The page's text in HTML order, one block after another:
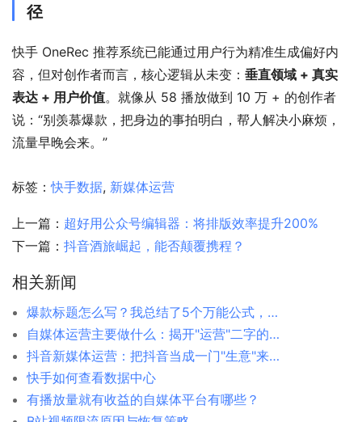
径
快手 OneRec 推荐系统已能通过用户行为精准生成偏好内
容，但对创作者而言，核心逻辑从未变： 垂直领域 + 真实
表达 + 用户价值。就像从 58 播放做到 10 万 + 的创作者
说：“别羡慕爆款，把身边的事拍明白，帮人解决小麻烦，
流量早晚会来。”
标签：快手数据, 新媒体运营
上一篇： 超好用公众号编辑器：将排版效率提升200%
下一篇： 抖音酒旅崛起，能否颠覆携程？
相关新闻
爆款标题怎么写？我总结了5个万能公式，亲测有效
自媒体运营主要做什么：揭开"运营"二字的真正含义
抖音新媒体运营：把抖音当成一门"生意"来经营
快手如何查看数据中心
有播放量就有收益的自媒体平台有哪些？